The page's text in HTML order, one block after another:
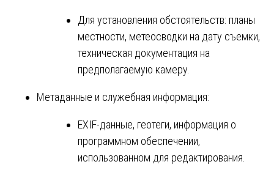
Для установления обстоятельств: планы
местности, метеосводки на дату съемки,
техническая документация на
предполагаемую камеру.
Метаданные и служебная информация:
EXIF-данные, геотеги, информация о
программном обеспечении,
использованном для редактирования.